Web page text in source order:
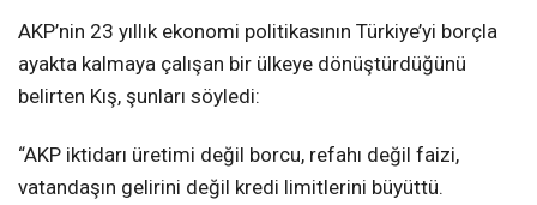
AKP’nin 23 yıllık ekonomi politikasının Türkiye’yi borçla
ayakta kalmaya çalışan bir ülkeye dönüştürdüğünü
belirten Kış, şunları söyledi:
“AKP iktidarı üretimi değil borcu, refahı değil faizi,
vatandaşın gelirini değil kredi limitlerini büyüttü.